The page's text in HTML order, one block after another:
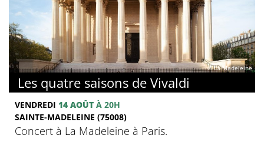
© La Madeleine
Les quatre saisons de Vivaldi
VENDREDI 14 AOÛT À 20H
SAINTE-MADELEINE (75008)
Concert à La Madeleine à Paris.